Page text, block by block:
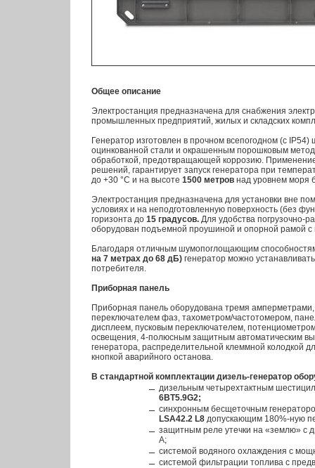
Общее описание
Электростанция предназначена для снабжения
промышленных предприятий, жилых и складских
Генератор изготовлен в прочном всепогодном (с
оцинкованной стали и окрашенным порошковым
обработкой, предотвращающей коррозию.
решений, гарантирует запуск генератора при
до +30 °С и на высоте 1500 метров над уровнем моря
Электростанция предназначена для установки вне
условиях и на неподготовленную поверхность (без
горизонта до 15 градусов. Для удобства погрузочно-
оборудован подъемной проушиной и опорной рамой с
Благодаря отличным шумопоглощающим
на 7 метрах до 68 дБ) генератор можно
потребителя.
Приборная панель
Приборная панель оборудована тремя
переключателем фаз, тахометром/частотомером,
дисплеем, пусковым переключателем,
освещения, 4-полюсным защитным автоматическим
генератора, распределительной клеммной колодкой
кнопкой аварийного останова.
В стандартной комплектации дизель-генератор
дизельным четырехтактным
6BT5.9G2;
синхронным бесщеточным
LSA42.2 L8 допускающим 180%-ную
защитным реле утечки на «землю» с
А;
системой водяного охлаждения с
системой фильтрации топлива с